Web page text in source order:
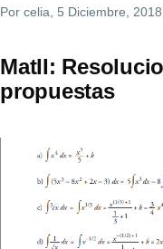
Por celia, 5 Diciembre, 2018
MatII:
propuestas